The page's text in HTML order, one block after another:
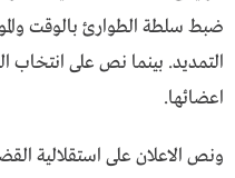
ضبط سلطة الطوارئ بالوقت
التمديد. بينما نص على انتخاب
اعضائها.
ونص الاعلان على استقلالية